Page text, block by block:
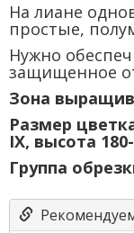
На лиане
простые,
Нужно
защищенное
Зона
Размер
IX, высота
Группа